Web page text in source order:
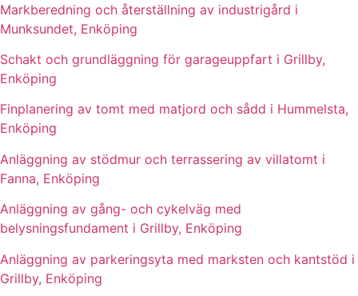
Markberedning och återställning av industrigård i
Munksundet, Enköping
Schakt och grundläggning för garageuppfart i Grillby,
Enköping
Finplanering av tomt med matjord och sådd i Hummelsta,
Enköping
Anläggning av stödmur och terrassering av villatomt i
Fanna, Enköping
Anläggning av gång- och cykelväg med
belysningsfundament i Grillby, Enköping
Anläggning av parkeringsyta med marksten och kantstöd i
Grillby, Enköping